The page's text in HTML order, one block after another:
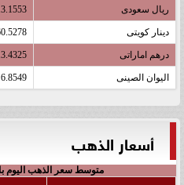
ريال سعودى
دينار كويتى
درهم اماراتى
اليوان الصينى 6.8549
أسعار الذهب
متوسط سعر الذهب اليوم